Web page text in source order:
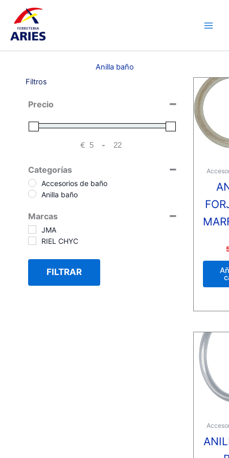
contenido
Anilla baño
Filtros
Precio
€ Minimum Price
-Maximum Price
Categorías
Accesorios de baño
Anilla baño
Marcas
JMA
RIEL CHYC
FILTRAR
0